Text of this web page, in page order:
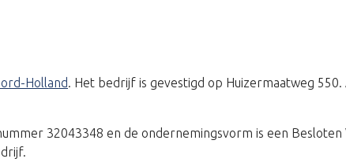
Holland. Het bedrijf is gevestigd op Huizermaatweg
32043348 en de ondernemingsvorm is een Besloten